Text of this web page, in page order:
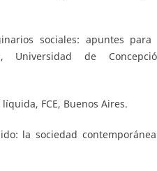
sociales: apuntes para
Universidad de
FCE, Buenos Aires.
la sociedad